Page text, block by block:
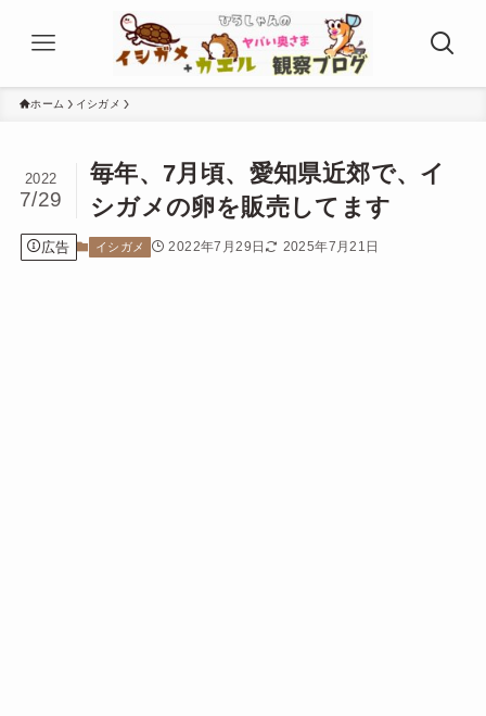
ホーム イシガメ
毎年、7月頃、愛知県近郊で、イ
シガメの卵を販売してます
2022
7/29
広告 イシガメ 2022年7月29日 2025年7月21日